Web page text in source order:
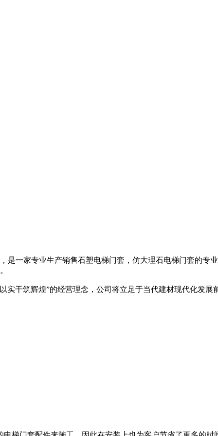
一家专业生产销售石塑电梯门套，仿大理石电梯门套的专
实干筑辉煌”的经营理念，公司将立足于当代建材现代化发